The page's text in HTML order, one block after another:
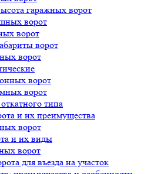
гаражных ворот
ворот
ворот
ворот
ворот
ворот
ворот
типа
и их преимущества
ворот
и их виды
ворот
для въезда на участок